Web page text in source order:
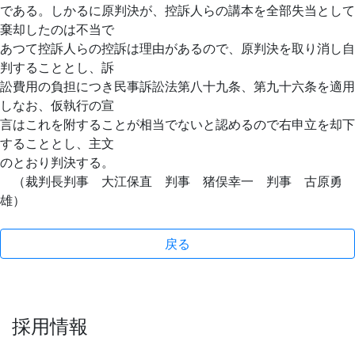
である。しかるに原判決が、控訴人らの講本を全部失当として
棄却したのは不当で
あつて控訴人らの控訴は理由があるので、原判決を取り消し自
判することとし、訴
訟費用の負担につき民事訴訟法第八十九条、第九十六条を適用
しなお、仮執行の宣
言はこれを附することが相当でないと認めるので右申立を却下
することとし、主文
のとおり判決する。
（裁判長判事 大江保直 判事 猪俣幸一 判事 古原勇
雄）
戻る
採用情報